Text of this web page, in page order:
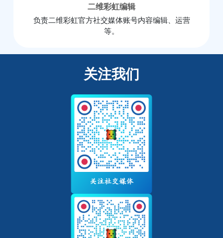
二维彩虹编辑
负责二维彩虹官方社交媒体账号内容编辑、运营
等。
关注我们